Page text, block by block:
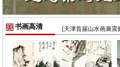
书画高清 [天津首届山水画展震